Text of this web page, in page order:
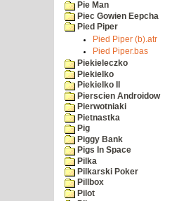
Pie Man
Piec Gowien Eepcha
Pied Piper
Pied Piper (b).atr
Pied Piper.bas
Piekieleczko
Piekielko
Piekielko II
Pierscien Androidow
Pierwotniaki
Pietnastka
Pig
Piggy Bank
Pigs In Space
Pilka
Pilkarski Poker
Pillbox
Pilot